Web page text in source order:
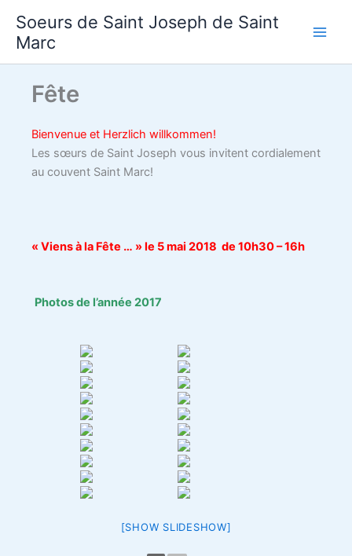
contenu
Soeurs de Saint Joseph de Saint
Marc
Fête
Bienvenue et Herzlich willkommen!
Les sœurs de Saint Joseph vous invitent cordialement
au couvent Saint Marc!
« Viens à la Fête … » le 5 mai 2018 de 10h30 – 16h
Photos de l’année 2017
[SHOW SLIDESHOW]